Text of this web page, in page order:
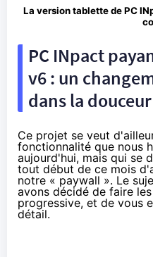
La version tablette de PC
PC INpact
v6 : un
dans la douceur
Ce projet se veut
fonctionnalité que nous
aujourd'hui, mais qui se
tout début de ce mois
notre « paywall ». Le
avons décidé de faire
progressive, et de vous
détail.